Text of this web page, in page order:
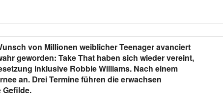
von Millionen weiblicher Teenager avanciert
geworden: Take That haben sich wieder vereint,
inklusive Robbie Williams. Nach einem
an. Drei Termine führen die erwachsen